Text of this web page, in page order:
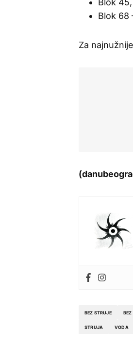
Blok 45,
Blok 68
Za
BEZ STRUJE BEZ
STRUJA VODA